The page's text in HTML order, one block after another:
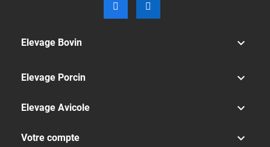
Elevage Bovin 
Elevage Porcin 
Elevage Avicole 
Votre compte 